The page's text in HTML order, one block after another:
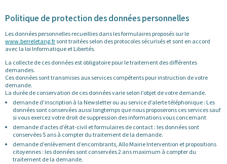
Politique de protection des données personnelles
Les données personnelles recueillies dans les formulaires proposés sur le
www.berreletang.fr sont traitées selon des protocoles sécurisés et sont en accord
avec la loi Informatique et Libertés.
La collecte de ces données est obligatoire pour le traitement des différentes
demandes.
Ces données sont transmises aux services compétents pour instruction de votre
demande.
La durée de conservation de ces données varie selon l’objet de votre demande.
demande d’inscription à la Newsletter ou au service d’alerte téléphonique : Les
données sont conservées aussi longtemps que nous proposerons ces services sauf
si vous exercez votre droit de suppression des informations vous concernant
demande d’actes d’état-civil et formulaires de contact : les données sont
conservées 5 ans à compter du traitement de la demande.
demande d’enlèvement d’encombrants, Allo Mairie Intervention et propositions
citoyennes : les données sont conservées 2 ans maximum à compter du
traitement de la demande.